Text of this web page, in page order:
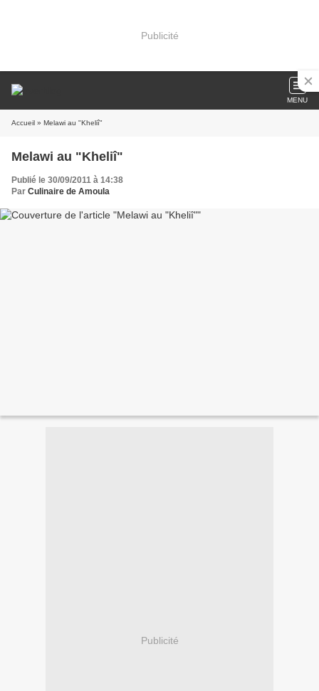
Publicité
MENU
Accueil » Melawi au "Kheliî"
Melawi au "Kheliî"
Publié le 30/09/2011 à 14:38
Par Culinaire de Amoula
Publicité